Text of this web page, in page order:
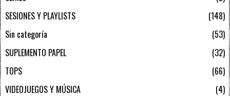
SESIONES Y PLAYLISTS
148
Sin categoría
53
SUPLEMENTO PAPEL
32
TOPS
66
VIDEOJUEGOS Y MÚSICA
4